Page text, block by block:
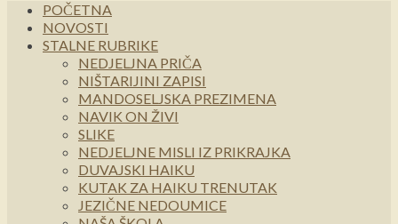
POČETNA
NOVOSTI
STALNE RUBRIKE
NEDJELJNA PRIČA
NIŠTARIJINI ZAPISI
MANDOSELJSKA PREZIMENA
NAVIK ON ŽIVI
SLIKE
NEDJELJNE MISLI IZ PRIKRAJKA
DUVAJSKI HAIKU
KUTAK ZA HAIKU TRENUTAK
JEZIČNE NEDOUMICE